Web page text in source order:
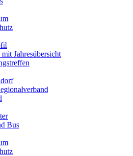
Jahresübersicht
Bus